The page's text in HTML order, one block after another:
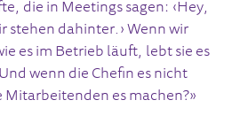
die in Meetings sagen: ‹Hey,
stehen dahinter.› Wenn wir
es im Betrieb läuft, lebt sie es
wenn die Chefin es nicht
es machen?»